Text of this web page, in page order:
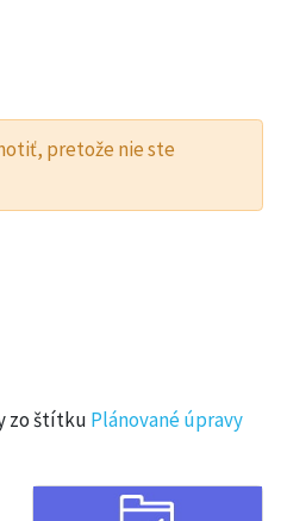
pretože nie ste
zo štítku Plánované úpravy